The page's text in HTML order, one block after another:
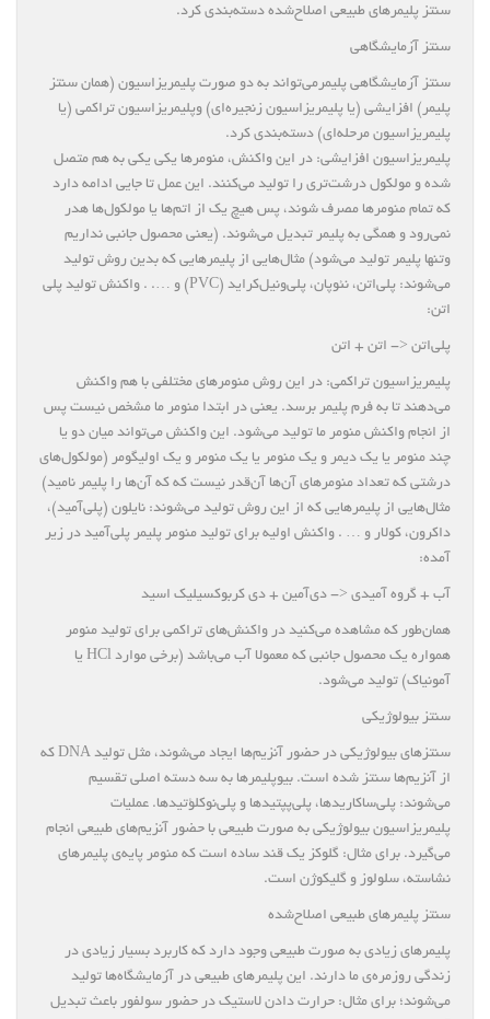
سنتز پلیمرهای طبیعی اصلاح‌شده دسته‌بندی کرد.
سنتز آزمایشگاهی
سنتز آزمایشگاهی پلیمرمی‌تواند به دو صورت پلیمریزاسیون (همان سنتز
پلیمر) افزایشی (یا پلیمریزاسیون زنجیره‌ای) وپلیمریزاسیون تراکمی (یا
پلیمریزاسیون مرحله‌ای) دسته‌بندی کرد.
پلیمریزاسیون افزایشی: در این واکنش، منومرها یکی یکی به هم متصل
شده و مولکول درشت‌تری را تولید می‌کنند. این عمل تا جایی ادامه دارد
که تمام منومرها مصرف شوند، پس هیچ یک از اتم‌ها یا مولکول‌ها هدر
نمی‌رود و همگی به پلیمر تبدیل می‌شوند. (یعنی محصول جانبی نداریم
وتنها پلیمر تولید می‌شود) مثال‌هایی از پلیمرهایی که بدین روش تولید
می‌شوند: پلی‌اتن، نئوپان، پلی‌ونیل‌کراید (PVC) و …. . واکنش تولید پلی
اتن:
پلی‌اتن <- اتن + اتن
پلیمریزاسیون تراکمی: در این روش منومرهای مختلفی با هم واکنش
می‌دهند تا به فرم پلیمر برسد. یعنی در ابتدا منومر ما مشخص نیست پس
از انجام واکنش منومر ما تولید می‌شود. این واکنش می‌تواند میان دو یا
چند منومر یا یک دیمر و یک منومر یا یک منومر و یک اولیگومر (مولکول‌های
درشتی که تعداد منومرهای آن‌ها آن‌قدر نیست که که آن‌ها را پلیمر نامید)
مثال‌هایی از پلیمرهایی که از این روش تولید می‌شوند: نایلون (پلی‌آمید)،
داکرون، کولار و … . واکنش اولیه برای تولید منومر پلیمر پلی‌آمید در زیر
آمده:
آب + گروه آمیدی <- دی‌آمین + دی کربوکسیلیک اسید
همان‌طور که مشاهده می‌کنید در واکنش‌های تراکمی برای تولید منومر
همواره یک محصول جانبی که معمولا آب می‌باشد (برخی موارد HCl یا
آمونیاک) تولید می‌شود.
سنتز بیولوژیکی
سنتزهای بیولوژیکی در حضور آنزیم‌ها ایجاد می‌شوند، مثل تولید DNA که
از آنزیم‌ها سنتز شده است. بیوپلیمرها به سه دسته اصلی تقسیم
می‌شوند: پلی‌ساکاریدها، پلی‌پپتیدها و پلی‌نوکلؤتیدها. عملیات
پلیمریزاسیون بیولوژیکی به صورت طبیعی با حضور آنزیم‌های طبیعی انجام
می‌گیرد. برای مثال: گلوکز یک قند ساده است که منومر پایه‌ی پلیمرهای
نشاسته، سلولوز و گلیکوژن است.
سنتز پلیمرهای طبیعی اصلاح‌شده
پلیمرهای زیادی به صورت طبیعی وجود دارد که کاربرد بسیار زیادی در
زندگی روزمره‌ی ما دارند. این پلیمرهای طبیعی در آزمایشگاه‌ها تولید
می‌شوند؛ برای مثال: حرارت دادن لاستیک در حضور سولفور باعث تبدیل